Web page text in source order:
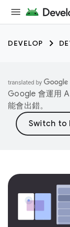
DEVELOP
Google 會運用
能會出錯。